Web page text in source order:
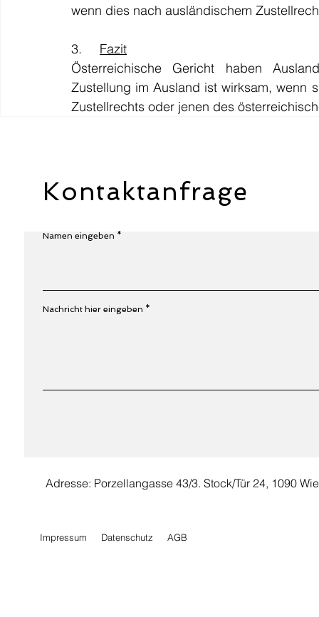
wenn dies nach ausländischem
3. Fazit
Österreichische Gericht haben
Zustellung im Ausland ist wirksam, wenn
Zustellrechts oder jenen des
Kontaktanfrage
Namen eingeben
Nachricht hier eingeben
Adresse: Porzellangasse 43/3. Stock/Tür 24, 1090
Impressum Datenschutz AGB